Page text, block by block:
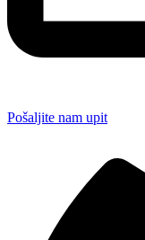
Pošaljite nam upit